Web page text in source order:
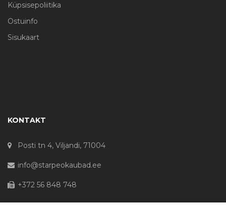
Küpsisepoliitika
Ostuinfo
Sisukaart
KONTAKT
Posti tn 4, Viljandi, 71004
info@starpeokaubad.ee
+372 56 848 748